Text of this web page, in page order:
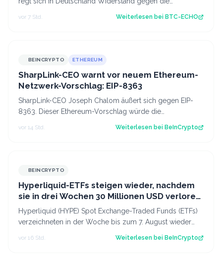
vor 7 Std. Weiterlesen bei BTC-ECHO
BEINCRYPTO ETHEREUM
SharpLink-CEO warnt vor neuem Ethereum-
Netzwerk-Vorschlag: EIP-8363
SharpLink-CEO Joseph Chalom äußert sich gegen EIP-
8363. Dieser Ethereum-Vorschlag würde die
vor 14 Std. Weiterlesen bei BeInCrypto
BEINCRYPTO
Hyperliquid-ETFs steigen wieder, nachdem
sie in drei Wochen 30 Millionen USD verloren
haben
Hyperliquid (HYPE) Spot Exchange-Traded Funds (ETFs)
verzeichneten in der Woche bis zum 7. August wieder
Nettozuflüsse. Nach drei Wochen mit…
vor 16 Std. Weiterlesen bei BeInCrypto